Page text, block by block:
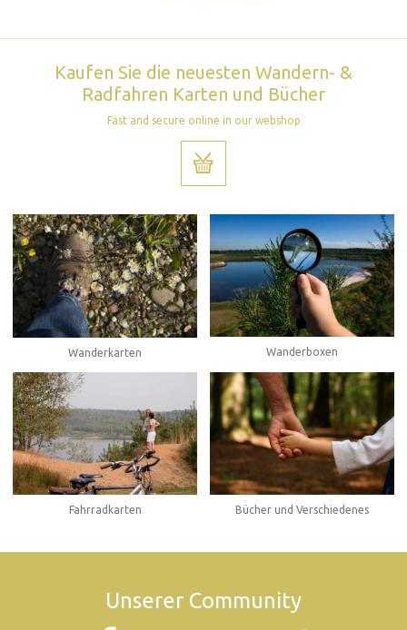
Kaufen Sie die neuesten Wandern- &
Radfahren Karten und Bücher
Fast and secure online in our webshop
Wanderkarten Wanderboxen
Fahrradkarten Bücher und Verschiedenes
Unserer Community